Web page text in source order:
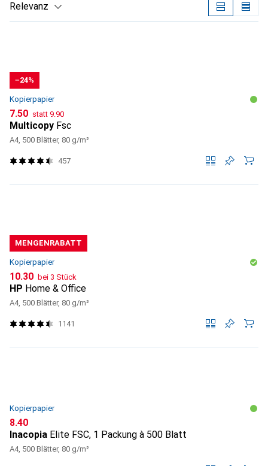
Relevanz
−24%
Kopierpapier
CHF
7.50 statt CHF
9.90
Multicopy Fsc
A4, 500 Blätter, 80 g/m²
457
MENGENRABATT
Kopierpapier
CHF
10.30 bei 3 Stück
HP Home & Office
A4, 500 Blätter, 80 g/m²
1141
Kopierpapier
CHF
8.40
Inacopia Elite FSC, 1 Packung à 500 Blatt
A4, 500 Blätter, 80 g/m²